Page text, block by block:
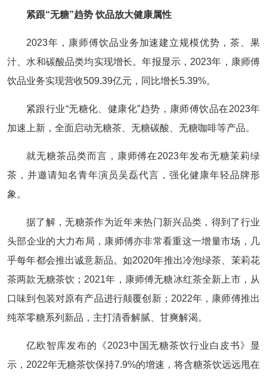
紧跟“无糖”趋势 饮品放大健康属性
2023年，康师傅饮品业务加速建立规模优势，茶、果
汁、水和碳酸品类均实现增长。年报显示，2023年，康师傅
饮品业务实现营收509.39亿元，同比增长5.39%。
紧跟行业“无糖化、健康化”趋势，康师傅饮品在2023年
加速上新，全面启动无糖茶、无糖碳酸、无糖咖啡等产品。
就无糖茶品类而言，康师傅在2023年发布无糖茉莉绿
茶，并邀请知名青年演员吴磊代言，强化健康年轻品牌形
象。
据了解，无糖茶作为近年来热门新兴品类，得到了行业
头部企业的大力布局，康师傅亦非常看重这一增量市场，几
乎每年都会推出诚意新品。如2020年推出冷泡绿茶、茉莉花
茶两款无糖茶饮；2021年，康师傅无糖冰红茶全新上市，从
口味到包装对原有产品进行颠覆创新；2022年，康师傅推出
纯萃零糖系列新品，主打清香解腻、甘爽解渴。
亿欧智库发布的《2023中国无糖茶饮行业白皮书》显
示，2022年无糖茶饮保持7.9%的增速，将含糖茶饮远远甩在